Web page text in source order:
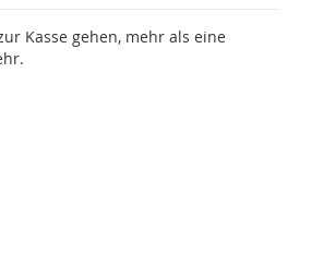
Kasse gehen, mehr als eine